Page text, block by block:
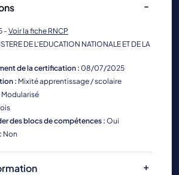
- Voir la fiche RNCP
DE L'EDUCATION NATIONALE ET DE LA
de la certification : 08/07/2025
: Mixité apprentissage / scolaire
Modularisé
des blocs de compétences : Oui
Non